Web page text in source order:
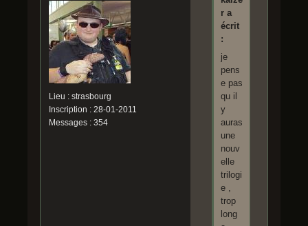
Lieu : strasbourg
Inscription : 28-01-2011
Messages : 354
r a
écrit
:
je
pens
e pas
qu il
y
auras
une
nouv
elle
trilogi
e ,
trop
long